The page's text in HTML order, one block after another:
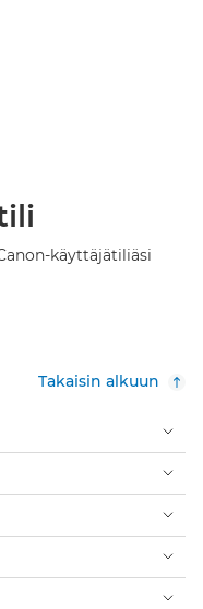
käyttäjätiliäsi
Takaisin alkuun